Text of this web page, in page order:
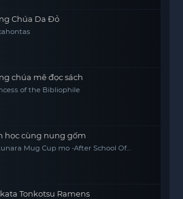
Chúa Da Đỏ
chúa mê đọc sách
of the Bibliophile
học cùng nung gốm
Mug Cup mo -After School Of
Tonkotsu Ramens